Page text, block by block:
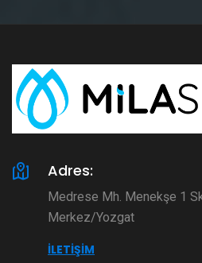
Adres:
Medrese Mh. Menekşe 1
Merkez/Yozgat
İLETIŞIM